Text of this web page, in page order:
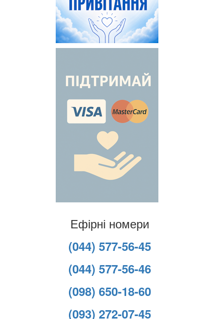
Ефірні номери
(044) 577-56-45
(044) 577-56-46
(098) 650-18-60
(093) 272-07-45